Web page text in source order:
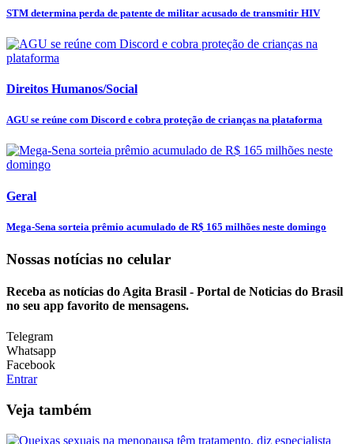
STM determina perda de patente de militar acusado de transmitir HIV
Direitos Humanos/Social
AGU se reúne com Discord e cobra proteção de crianças na plataforma
Geral
Mega-Sena sorteia prêmio acumulado de R$ 165 milhões neste domingo
Nossas notícias no celular
Receba as notícias do Agita Brasil - Portal de Noticias do Brasil
no seu app favorito de mensagens.
Telegram
Whatsapp
Facebook
Entrar
Veja também